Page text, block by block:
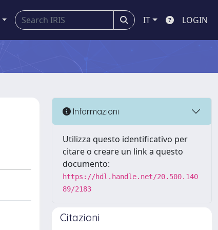
IT LOGIN
Informazioni
Utilizza questo identificativo per
citare o creare un link a questo
documento:
https://hdl.handle.net/20.500.140
89/2183
Citazioni